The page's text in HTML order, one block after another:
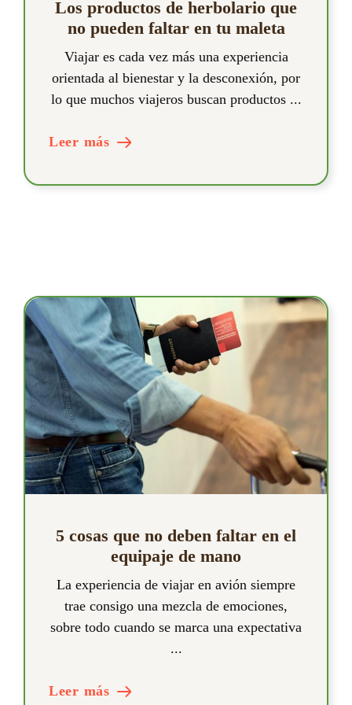
Los productos de herbolario que
no pueden faltar en tu maleta
Viajar es cada vez más una experiencia
orientada al bienestar y la desconexión, por
lo que muchos viajeros buscan productos ...
Leer más
5 cosas que no deben faltar en el
equipaje de mano
La experiencia de viajar en avión siempre
trae consigo una mezcla de emociones,
sobre todo cuando se marca una expectativa
...
Leer más